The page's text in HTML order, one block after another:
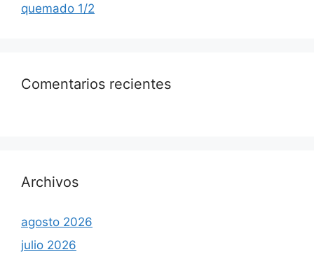
quemado 1/2
Comentarios recientes
Archivos
agosto 2026
julio 2026